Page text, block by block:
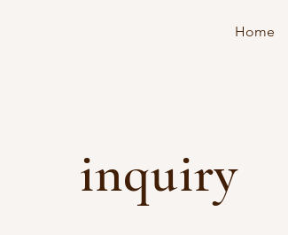
Home
inquiry